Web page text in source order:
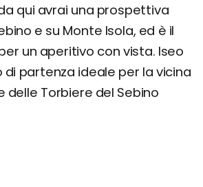
qui avrai una prospettiva
e su Monte Isola, ed è il
un aperitivo con vista. Iseo
di partenza ideale per la vicina
delle Torbiere del Sebino